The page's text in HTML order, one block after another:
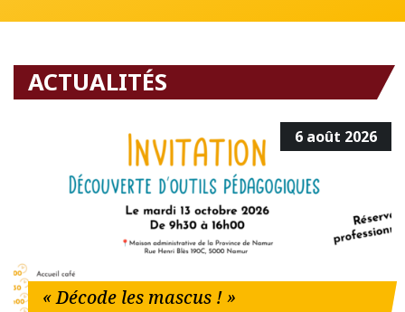
ACTUALITÉS
6 août 2026
« Décode les mascus ! »